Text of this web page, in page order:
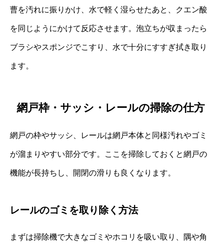
曹を汚れに振りかけ、水で軽く湿らせたあと、クエン酸
を同じようにかけて反応させます。泡立ちが収まったら
ブラシやスポンジでこすり、水で十分にすすぎ拭き取り
ます。
網戸枠・サッシ・レールの掃除の仕方
網戸の枠やサッシ、レールは網戸本体と同様汚れやゴミ
が溜まりやすい部分です。ここを掃除しておくと網戸の
機能が長持ちし、開閉の滑りも良くなります。
レールのゴミを取り除く方法
まずは掃除機で大きなゴミやホコリを吸い取り、隅や角